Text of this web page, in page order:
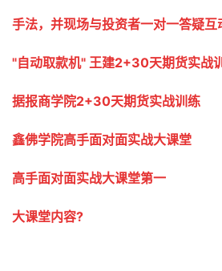
手法，并现场与投资者一对一答疑互
"自动取款机" 王建2+30天期货实战
据报商学院2+30天期货实战训练
鑫佛学院高手面对面实战大课堂
高手面对面实战大课堂第一
大课堂内容?